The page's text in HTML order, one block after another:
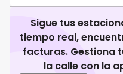
Sigue tus
tiempo real,
facturas. Gestiona
la calle con la